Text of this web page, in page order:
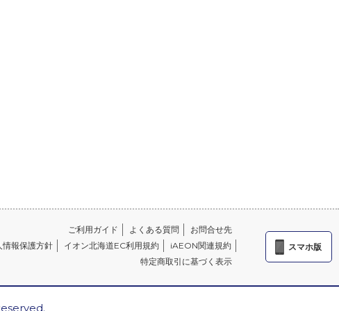
ご利用ガイド よくある質問
お問合せ先
情報保護方針 イオン北海道EC利用規約
iAEON関連規約
特定商取引に基づく表示
スマホ版